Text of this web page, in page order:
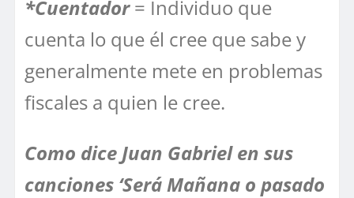
*Cuentador= Individuo que
cuenta lo que él cree que sabe y
generalmente mete en problemas
fiscales a quien le cree.
Como dice Juan Gabriel en sus
canciones ‘Será Mañana o pasado